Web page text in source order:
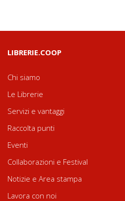
LIBRERIE.COOP
Chi siamo
Le Librerie
Servizi e vantaggi
Raccolta punti
Eventi
Collaborazioni e Festival
Notizie e Area stampa
Lavora con noi